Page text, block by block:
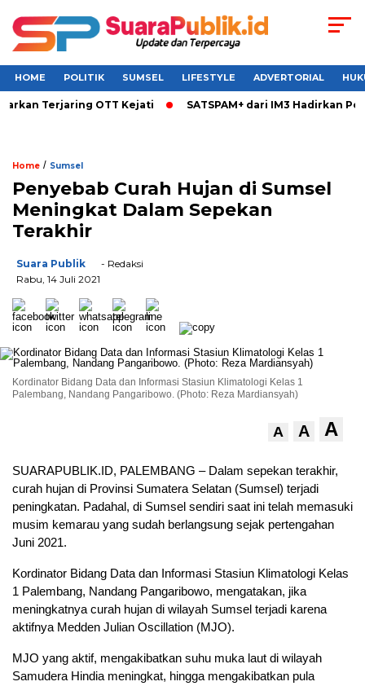
HOME POLITIK SUMSEL LIFESTYLE ADVERTORIAL
Terjaring OTT Kejati SATSPAM+ dari IM3 Hadirkan
Home / Sumsel
Penyebab Curah Hujan di Sumsel
Meningkat Dalam Sepekan
Terakhir
Suara Publik
- Redaksi
Rabu, 14 Juli 2021
Kordinator Bidang Data dan Informasi Stasiun Klimatologi Kelas 1
Palembang, Nandang Pangaribowo. (Photo: Reza Mardiansyah)
A A A
SUARAPUBLIK.ID, PALEMBANG – Dalam sepekan terakhir,
curah hujan di Provinsi Sumatera Selatan (Sumsel) terjadi
peningkatan. Padahal, di Sumsel sendiri saat ini telah memasuki
musim kemarau yang sudah berlangsung sejak pertengahan
Juni 2021.
Kordinator Bidang Data dan Informasi Stasiun Klimatologi Kelas
1 Palembang, Nandang Pangaribowo, mengatakan, jika
meningkatnya curah hujan di wilayah Sumsel terjadi karena
aktifnya Medden Julian Oscillation (MJO).
MJO yang aktif, mengakibatkan suhu muka laut di wilayah
Samudera Hindia meningkat, hingga mengakibatkan pula